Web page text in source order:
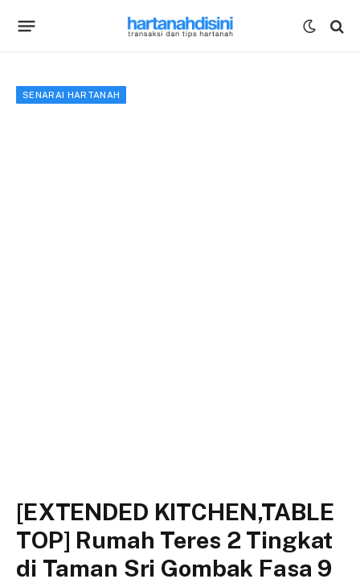
SENARAI HARTANAH
[EXTENDED KITCHEN,TABLE
TOP] Rumah Teres 2 Tingkat
di Taman Sri Gombak Fasa 9